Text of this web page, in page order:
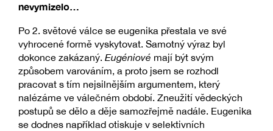
nevymizelo…
Po 2. světové válce se eugenika přestala ve své
vyhrocené formě vyskytovat. Samotný výraz byl
dokonce zakázaný. Eugéniové mají být svým
způsobem varováním, a proto jsem se rozhodl
pracovat s tím nejsilnějším argumentem, který
nalézáme ve válečném období. Zneužití vědeckých
postupů se dělo a děje samozřejmě nadále. Eugenika
se dodnes například otiskuje v selektivních